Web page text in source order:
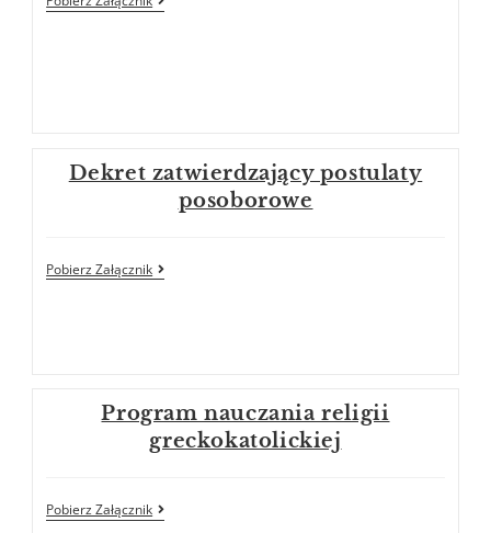
Dekret zatwierdzający postulaty
posoborowe
Pobierz Załącznik
Program nauczania religii
greckokatolickiej
Pobierz Załącznik